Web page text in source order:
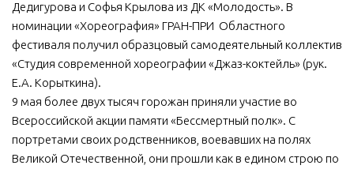
Дедигурова и Софья Крылова из ДК «Молодость». В
номинации «Хореография» ГРАН-ПРИ Областного
фестиваля получил образцовый самодеятельный коллектив
«Студия современной хореографии «Джаз-коктейль» (рук.
Е.А. Корыткина).
9 мая более двух тысяч горожан приняли участие во
Всероссийской акции памяти «Бессмертный полк». С
портретами своих родственников, воевавших на полях
Великой Отечественной, они прошли как в едином строю по